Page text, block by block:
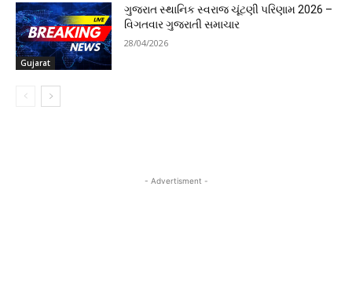
Gujarat
ગુજરાત સ્થાનિક સ્વરાજ ચૂંટણી પરિણામ 2026 –
વિગતવાર ગુજરાતી સમાચાર
28/04/2026
- Advertisment -